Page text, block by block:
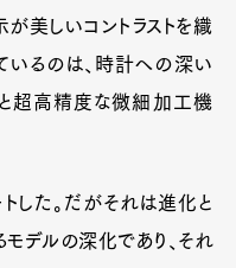
美しいコントラストを織
いるのは、時計への深い
と超高精度な微細加工機
した。だがそれは進化と
デルの深化であり、それ